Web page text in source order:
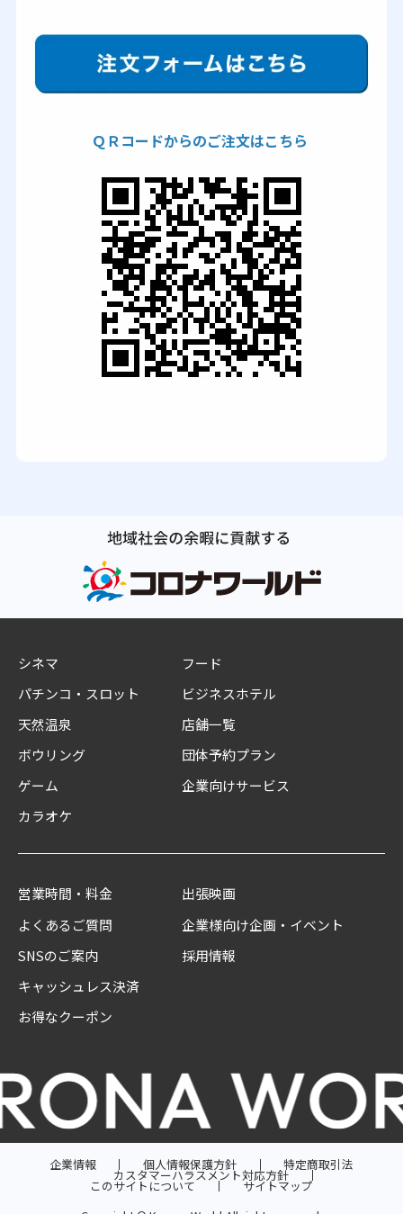
ＱＲコードからのご注文はこちら
シネマ
パチンコ・スロット
天然温泉
ボウリング
ゲーム
カラオケ
フード
ビジネスホテル
店舗一覧
団体予約プラン
企業向けサービス
営業時間・料金
よくあるご質問
SNSのご案内
キャッシュレス決済
お得なクーポン
出張映画
企業様向け企画・イベント
採用情報
企業情報 個人情報保護方針 特定商取引法
カスタマーハラスメント対応方針
このサイトについて
サイトマップ